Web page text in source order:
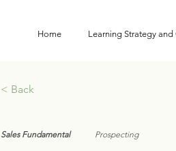
Home Learning Strategy and
< Back
Sales Fundamental Prospecting